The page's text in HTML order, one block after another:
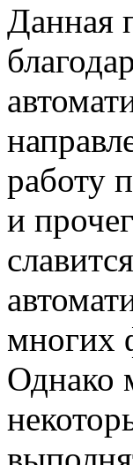
Данная
работу
и
многих
Однако